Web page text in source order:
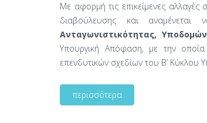
Με αφορμή τις επικείμενες
διαβούλευσης και
Ανταγωνιστικότητας,
Υπουργική Απόφαση, με την οποία
επενδυτικών σχεδίων του Β’ Κύκλου
περισσότερα